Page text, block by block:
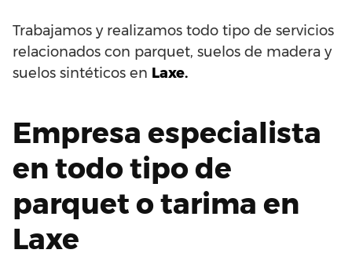
Trabajamos y realizamos todo tipo de servicios
relacionados con parquet, suelos de madera y
suelos sintéticos en Laxe.
Empresa especialista
en todo tipo de
parquet o tarima en
Laxe